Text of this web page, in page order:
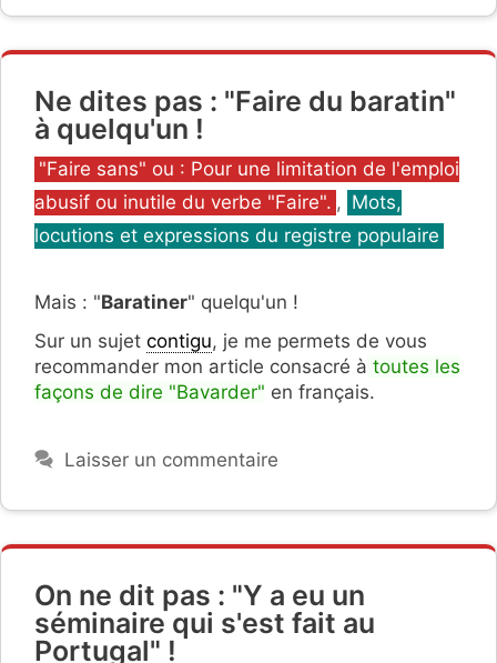
Ne dites pas : "Faire du baratin"
à quelqu'un !
Catégories
"Faire sans" ou : Pour une limitation de l'emploi
abusif ou inutile du verbe "Faire". , Mots,
locutions et expressions du registre populaire
Mais : "Baratiner" quelqu'un !
Sur un sujet contigu, je me permets de vous
recommander mon article consacré à toutes les
façons de dire "Bavarder" en français.
Laisser un commentaire
On ne dit pas : "Y a eu un
séminaire qui s'est fait au
Portugal" !